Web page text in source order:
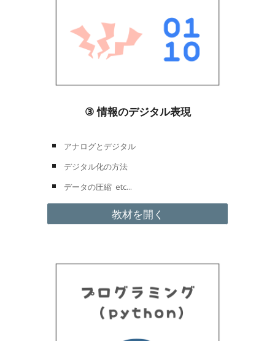
③情報のデジタル表現
アナログとデジタル
デジタル化の方法
データの圧縮 etc...
教材を開く